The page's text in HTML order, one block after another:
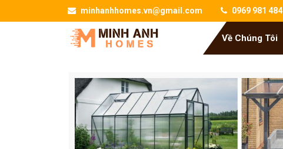
minhanhhomes.vn@gmail.com 0969 981 484
Về Chúng Tôi